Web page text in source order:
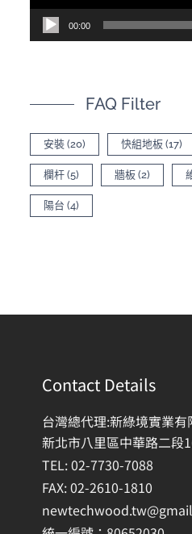
00:00
FAQ Filter
安裝 (20) 快組地板 (17)
欄杆 (5) 牆板 (2)
陽台 (4)
Contact Details
台灣總代理:新綠境實業有
新北市八里區中華路二段
TEL: 02-7730-7088
FAX: 02-2610-1810